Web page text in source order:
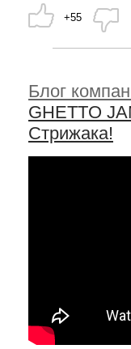
+55
Блог
GHETTO
Стрижака!